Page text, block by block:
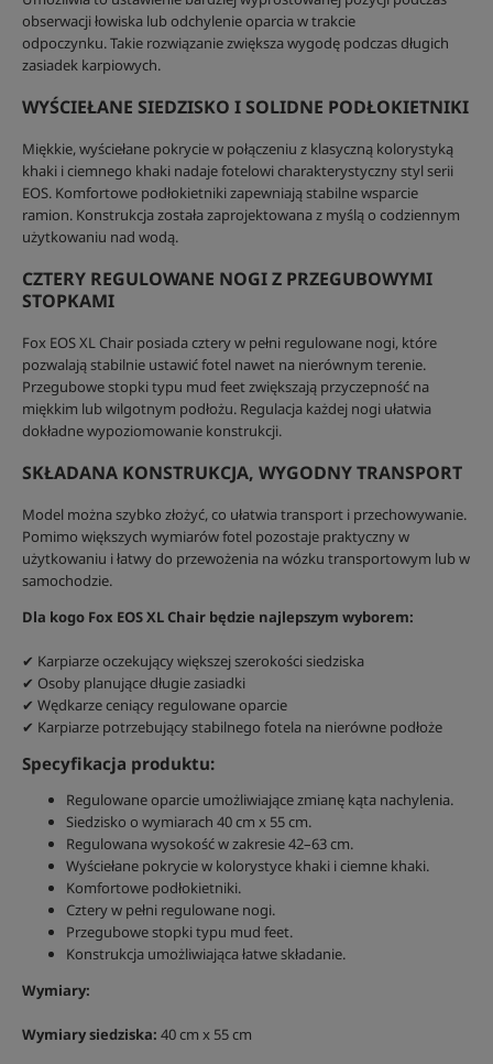
obserwacji łowiska lub odchylenie oparcia w trakcie
odpoczynku. Takie rozwiązanie zwiększa wygodę podczas długich
zasiadek karpiowych.
WYŚCIEŁANE SIEDZISKO I SOLIDNE PODŁOKIETNIKI
Miękkie, wyściełane pokrycie w połączeniu z klasyczną kolorystyką
khaki i ciemnego khaki nadaje fotelowi charakterystyczny styl serii
EOS. Komfortowe podłokietniki zapewniają stabilne wsparcie
ramion. Konstrukcja została zaprojektowana z myślą o codziennym
użytkowaniu nad wodą.
CZTERY REGULOWANE NOGI Z PRZEGUBOWYMI
STOPKAMI
Fox EOS XL Chair posiada cztery w pełni regulowane nogi, które
pozwalają stabilnie ustawić fotel nawet na nierównym terenie.
Przegubowe stopki typu mud feet zwiększają przyczepność na
miękkim lub wilgotnym podłożu. Regulacja każdej nogi ułatwia
dokładne wypoziomowanie konstrukcji.
SKŁADANA KONSTRUKCJA, WYGODNY TRANSPORT
Model można szybko złożyć, co ułatwia transport i przechowywanie.
Pomimo większych wymiarów fotel pozostaje praktyczny w
użytkowaniu i łatwy do przewożenia na wózku transportowym lub w
samochodzie.
Dla kogo Fox EOS XL Chair będzie najlepszym wyborem:
✔ Karpiarze oczekujący większej szerokości siedziska
✔ Osoby planujące długie zasiadki
✔ Wędkarze ceniący regulowane oparcie
✔ Karpiarze potrzebujący stabilnego fotela na nierówne podłoże
Specyfikacja produktu:
Regulowane oparcie umożliwiające zmianę kąta nachylenia.
Siedzisko o wymiarach 40 cm x 55 cm.
Regulowana wysokość w zakresie 42–63 cm.
Wyściełane pokrycie w kolorystyce khaki i ciemne khaki.
Komfortowe podłokietniki.
Cztery w pełni regulowane nogi.
Przegubowe stopki typu mud feet.
Konstrukcja umożliwiająca łatwe składanie.
Wymiary:
Wymiary siedziska: 40 cm x 55 cm